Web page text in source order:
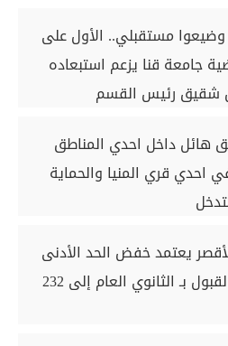
مستقبلي.. الأول على
جامعة قنا يزعم استبعاده
شقيق رئيس القسم
هائل داخل احدي المناطق
احدي قري المنيا والحماية
يعتمد خفض الحد الأدنى
لتنسيق القبول بـ الثانوي العام إلى 232